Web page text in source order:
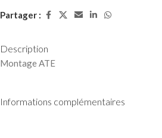
Partager :
Description
Montage ATE
Informations complémentaires